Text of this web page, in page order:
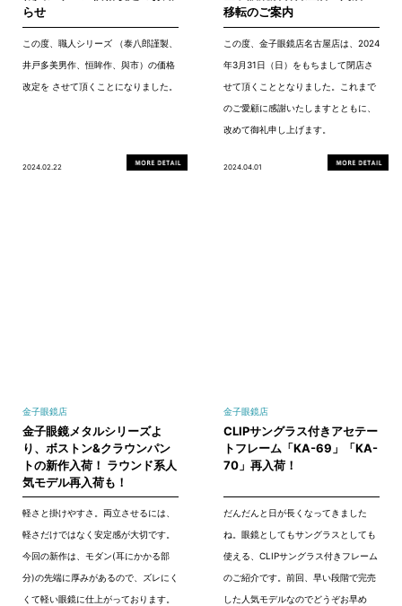
らせ
この度、職人シリーズ （泰八郎謹製、
井戸多美男作、恒眸作、與市）の価格
改定を させて頂くことになりました。
2024.02.22
移転のご案内
この度、金子眼鏡店名古屋店は、2024
年3月31日（日）をもちまして閉店さ
せて頂くこととなりました。これまで
のご愛顧に感謝いたしますとともに、
改めて御礼申し上げます。
2024.04.01
金子眼鏡店
金子眼鏡メタルシリーズよ
り、ボストン&クラウンパン
トの新作入荷！ ラウンド系人
気モデル再入荷も！
軽さと掛けやすさ。両立させるには、
軽さだけではなく安定感が大切です。
今回の新作は、モダン(耳にかかる部
分)の先端に厚みがあるので、ズレにく
くて軽い眼鏡に仕上がっております。
金子眼鏡店
CLIPサングラス付きアセテー
トフレーム「KA-69」「KA-
70」再入荷！
だんだんと日が長くなってきました
ね。眼鏡としてもサングラスとしても
使える、CLIPサングラス付きフレーム
のご紹介です。前回、早い段階で完売
した人気モデルなのでどうぞお早め